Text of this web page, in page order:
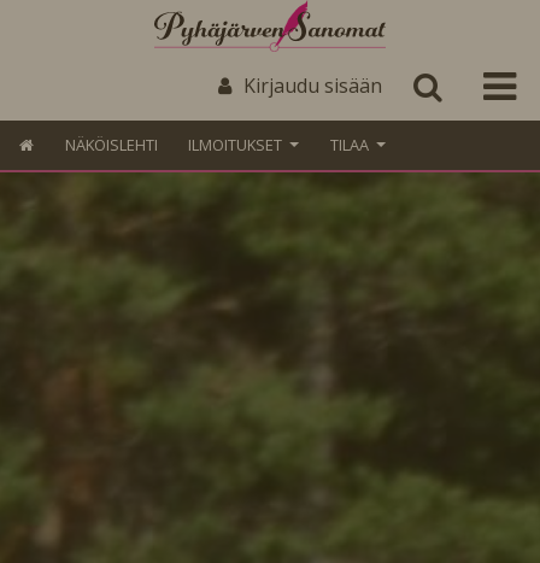
Kirjaudu sisään
NÄKÖISLEHTI ILMOITUKSET TILAA